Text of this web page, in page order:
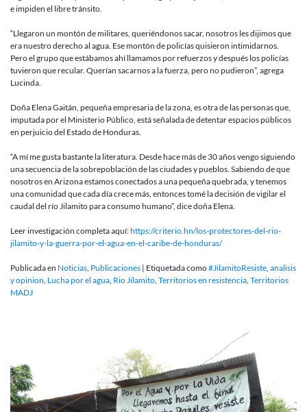
e impiden el libre tránsito.
“Llegaron un montón de militares, queriéndonos sacar, nosotros les dijimos que
era nuestro derecho al agua. Ese montón de policías quisieron intimidarnos.
Pero el grupo que estábamos ahí llamamos por refuerzos y después los policías
tuvieron que recular. Querían sacarnos a la fuerza, pero no pudieron”, agrega
Lucinda.
Doña Elena Gaitán, pequeña empresaria de la zona, es otra de las personas que,
imputada por el Ministerio Público, está señalada de detentar espacios públicos
en perjuicio del Estado de Honduras.
“A mí me gusta bastante la literatura. Desde hace más de 30 años vengo siguiendo
una secuencia de la sobrepoblación de las ciudades y pueblos. Sabiendo de que
nosotros en Arizona estamos conectados a una pequeña quebrada, y tenemos
una comunidad que cada día crece más, entonces tomé la decisión de vigilar el
caudal del río Jilamito para consumo humano”, dice doña Elena.
Leer investigación completa aquí:https://criterio.hn/los-protectores-del-rio-
jilamito-y-la-guerra-por-el-agua-en-el-caribe-de-honduras/
Publicada en Noticias, Publicaciones | Etiquetada como#JilamitoResiste, analisis
y opinion, Lucha por el agua, Rio Jilamito, Territorios en resistencia, Territorios
MADJ